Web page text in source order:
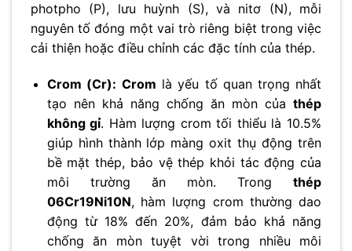
photpho (P), lưu huỳnh (S), và nitơ (N), mỗi
nguyên tố đóng một vai trò riêng biệt trong việc
cải thiện hoặc điều chỉnh các đặc tính của thép.
Crom (Cr): Crom là yếu tố quan trọng nhất
tạo nên khả năng chống ăn mòn của thép
không gỉ. Hàm lượng crom tối thiểu là 10.5%
giúp hình thành lớp màng oxit thụ động trên
bề mặt thép, bảo vệ thép khỏi tác động của
môi trường ăn mòn. Trong thép
06Cr19Ni10N, hàm lượng crom thường dao
động từ 18% đến 20%, đảm bảo khả năng
chống ăn mòn tuyệt vời trong nhiều môi